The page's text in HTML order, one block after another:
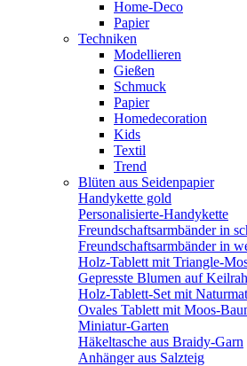
Home-Deco
Papier
Techniken
Modellieren
Gießen
Schmuck
Papier
Homedecoration
Kids
Textil
Trend
Blüten aus Seidenpapier
Handykette gold
Personalisierte-Handykette
Freundschaftsarmbänder in
Freundschaftsarmbänder in
Holz-Tablett mit Triangle-
Gepresste Blumen auf
Holz-Tablett-Set mit
Ovales Tablett mit Moos-
Miniatur-Garten
Häkeltasche aus Braidy-Garn
Anhänger aus Salzteig